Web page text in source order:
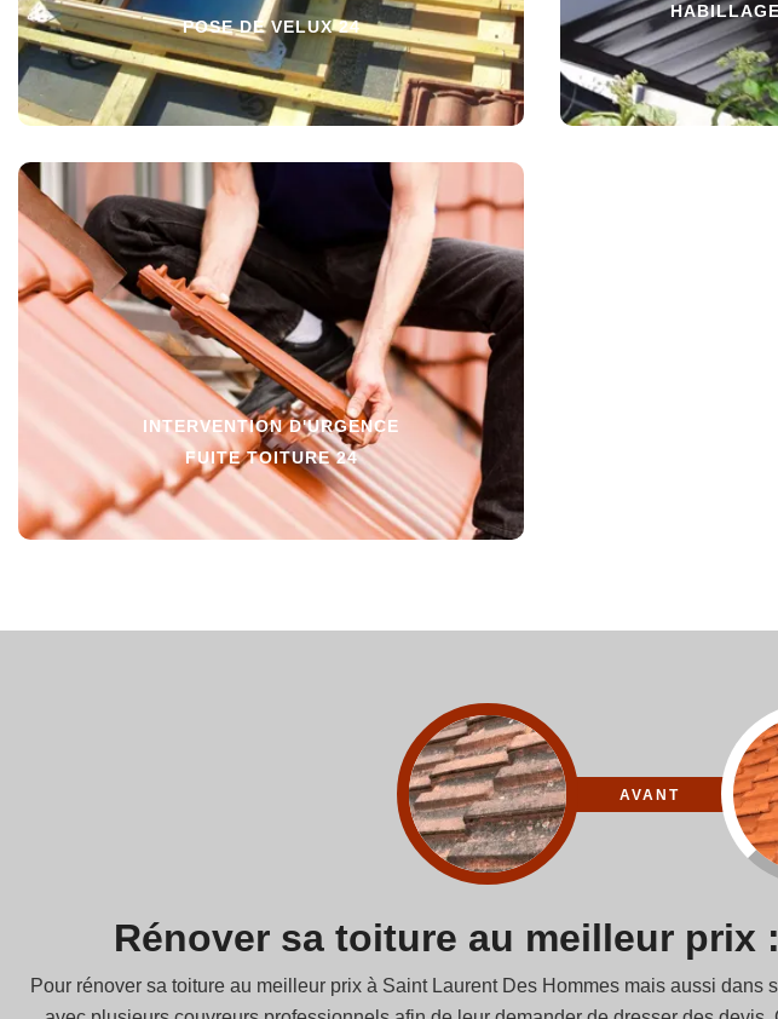
POSE DE VELUX 24
INTERVENTION D'URGENCE
FUITE TOITURE 24
AVANT
Rénover sa toiture au meilleur
Pour rénover sa toiture au meilleur prix à Saint Laurent Des Hommes mais aussi